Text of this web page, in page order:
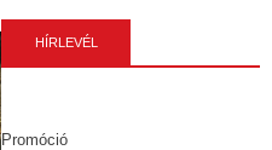
HÍRLEVÉL
Promóció